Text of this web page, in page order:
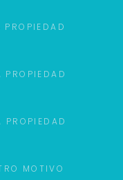
PROPIEDAD
PROPIEDAD
PROPIEDAD
MOTIVO